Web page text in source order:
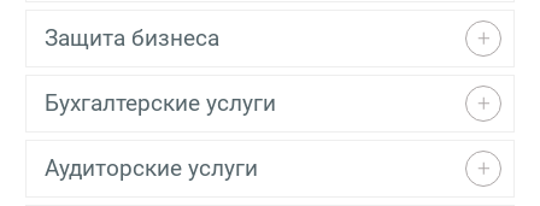
Защита бизнеса
Бухгалтерские услуги
Аудиторские услуги